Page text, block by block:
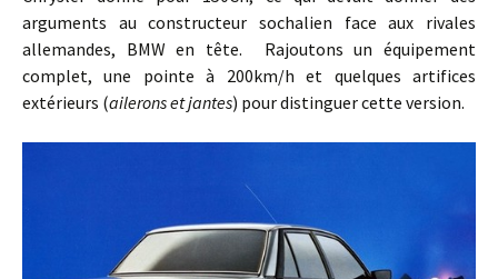
arguments au constructeur sochalien face aux rivales
allemandes, BMW en tête. Rajoutons un équipement
complet, une pointe à 200km/h et quelques artifices
extérieurs (ailerons et jantes) pour distinguer cette version.